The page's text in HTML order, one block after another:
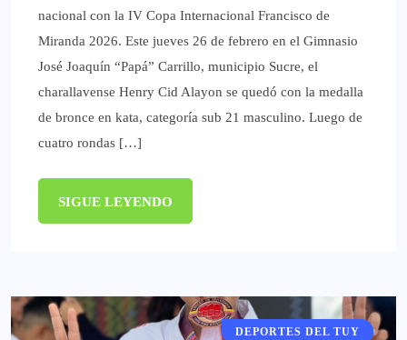
nacional con la IV Copa Internacional Francisco de
Miranda 2026. Este jueves 26 de febrero en el Gimnasio
José Joaquín “Papá” Carrillo, municipio Sucre, el
charallavense Henry Cid Alayon se quedó con la medalla
de bronce en kata, categoría sub 21 masculino. Luego de
cuatro rondas […]
SIGUE LEYENDO
DEPORTES
DEPORTES DEL TUY